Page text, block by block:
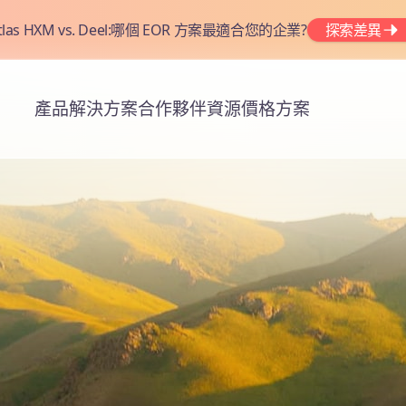
HXM vs. Deel:哪個 EOR 方案最適合您的企業? 探索差異
產品解決方案合作夥伴資源價格方案